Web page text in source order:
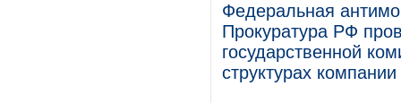
Федеральная
Прокуратура РФ
государственной
структурах